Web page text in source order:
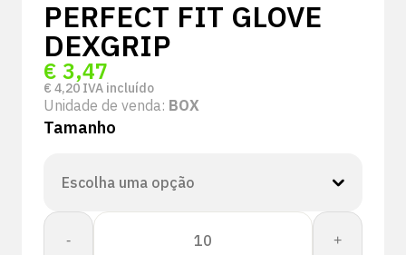
PERFECT FIT GLOVE
DEXGRIP
€ 3,47
€ 4,20 IVA incluído
Unidade de venda: BOX
Tamanho
-
Quantidade
+